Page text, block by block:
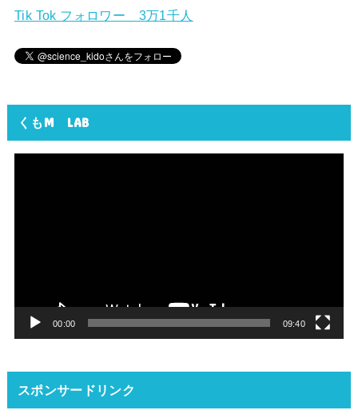
Tik Tok フォロワー 3万1千人
くもM LAB
00:00 09:40
スポンサードリンク